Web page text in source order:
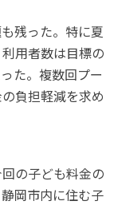
残った。特に夏
用者数は目標の
た。複数回プー
負担軽減を求め
の子ども料金の
岡市内に住む子